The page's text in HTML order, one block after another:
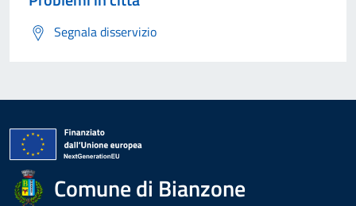
Segnala disservizio
Comune di Bianzone